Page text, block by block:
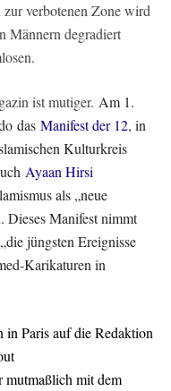
verbotenen Zone wird
Männern degradiert
ist mutiger. Am 1.
das Manifest der 12, in
Kulturkreis
Ayaan Hirsi
als „neue
Dieses Manifest nimmt
jüngsten Ereignisse
Karikaturen in
in Paris auf die Redaktion
mutmaßlich mit dem